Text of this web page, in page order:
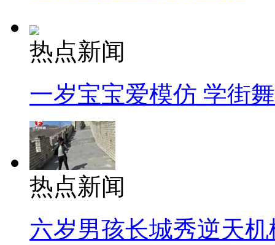
热点新闻
一岁宝宝爱模仿 学街
热点新闻
六岁男孩长城秀逆天机